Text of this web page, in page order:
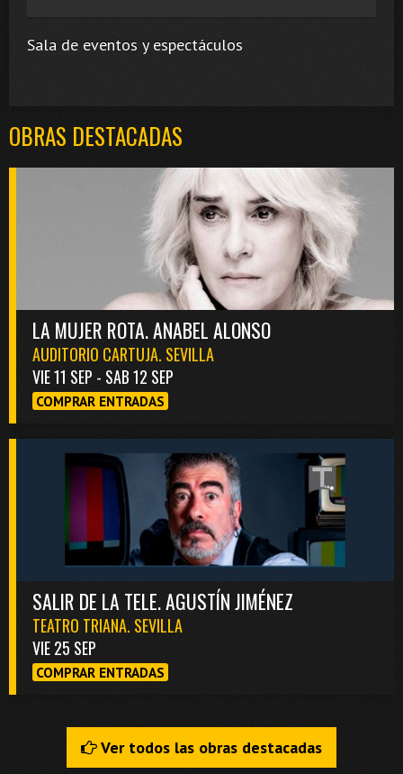
Sala de eventos y espectáculos
OBRAS DESTACADAS
LA MUJER ROTA. ANABEL ALONSO
AUDITORIO CARTUJA. SEVILLA
VIE 11 SEP - SAB 12 SEP
COMPRAR ENTRADAS
SALIR DE LA TELE. AGUSTÍN JIMÉNEZ
TEATRO TRIANA. SEVILLA
VIE 25 SEP
COMPRAR ENTRADAS
Ver todos las obras destacadas